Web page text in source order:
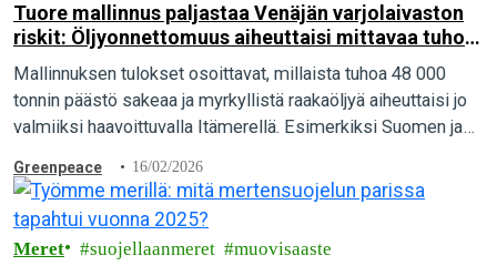
Tuore mallinnus paljastaa Venäjän varjolaivaston
riskit: Öljyonnettomuus aiheuttaisi mittavaa tuhoa
Itämerellä
Mallinnuksen tulokset osoittavat, millaista tuhoa 48 000
tonnin päästö sakeaa ja myrkyllistä raakaöljyä aiheuttaisi jo
valmiiksi haavoittuvalla Itämerellä. Esimerkiksi Suomen ja
lukuisilla luonnonsuojelualueilla ja peittäisi Helsingin ja
Espoo edustat öljyyn.
Greenpeace 16/02/2026
Meret suojellaanmeret
muovisaaste